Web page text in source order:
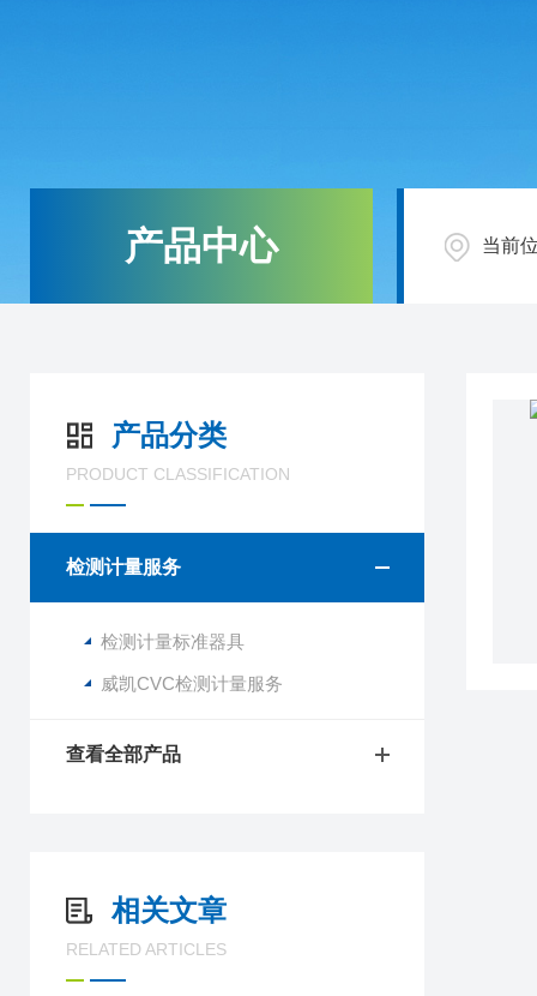
产品中心 当前
产品分类
PRODUCT CLASSIFICATION
检测计量服务
检测计量标准器具
威凯CVC检测计量服务
查看全部产品
相关文章
RELATED ARTICLES